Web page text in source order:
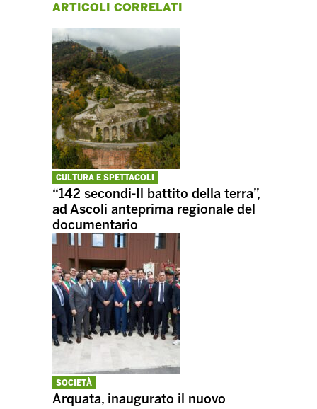
ARTICOLI CORRELATI
CULTURA E SPETTACOLI
“142 secondi-Il battito della terra”,
ad Ascoli anteprima regionale del
documentario
SOCIETÀ
Arquata, inaugurato il nuovo